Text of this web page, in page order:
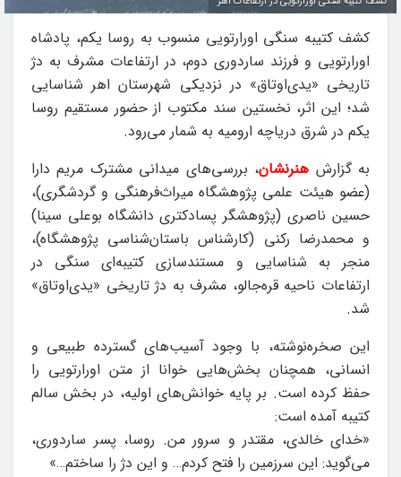
کشف کتیبه‌ سنگی اورارتویی منسوب به روسا یکم، پادشاه
اورارتویی و فرزند ساردوری دوم، در ارتفاعات مشرف به دژ
تاریخی «یدی‌اوتاق» در نزدیکی شهرستان اهر شناسایی
شد؛ این اثر، نخستین سند مکتوب از حضور مستقیم روسا
یکم در شرق دریاچه ارومیه به شمار می‌رود.
به گزارش هنرنشان، بررسی‌های میدانی مشترک مریم دارا
(عضو هیئت علمی پژوهشگاه میراث‌فرهنگی و گردشگری)،
حسین ناصری (پژوهشگر پسادکتری دانشگاه بوعلی سینا)
و محمدرضا رکنی (کارشناس باستان‌شناسی پژوهشگاه)،
منجر به شناسایی و مستندسازی کتیبه‌ای سنگی در
ارتفاعات ناحیه قره‌جالو، مشرف به دژ تاریخی «یدی‌اوتاق»
شد.
این صخره‌نوشته، با وجود آسیب‌های گسترده طبیعی و
انسانی، همچنان بخش‌هایی خوانا از متن اورارتویی را
حفظ کرده است. بر پایه‌ خوانش‌های اولیه، در بخش سالم
کتیبه آمده است:
«خدای خالدی، مقتدر و سرور من. روسا، پسر ساردوری،
می‌گوید: این سرزمین را فتح کردم… و این دژ را ساختم…»